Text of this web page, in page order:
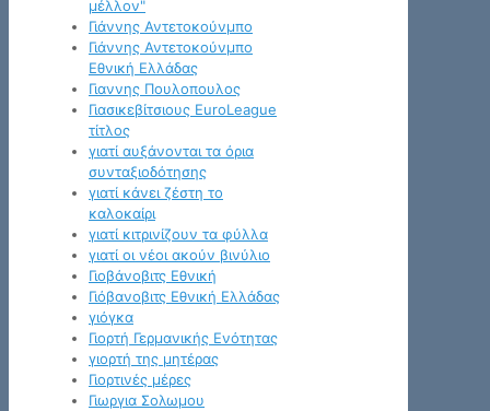
μέλλον"
Γιάννης Αντετοκούνμπο
Γιάννης Αντετοκούνμπο
Εθνική Ελλάδας
Γιαννης Πουλοπουλος
Γιασικεβίτσιους EuroLeague
τίτλος
γιατί αυξάνονται τα όρια
συνταξιοδότησης
γιατί κάνει ζέστη το
καλοκαίρι
γιατί κιτρινίζουν τα φύλλα
γιατί οι νέοι ακούν βινύλιο
Γιοβάνοβιτς Εθνική
Γιόβανοβιτς Εθνική Ελλάδας
γιόγκα
Γιορτή Γερμανικής Ενότητας
γιορτή της μητέρας
Γιορτινές μέρες
Γιωργια Σολωμου